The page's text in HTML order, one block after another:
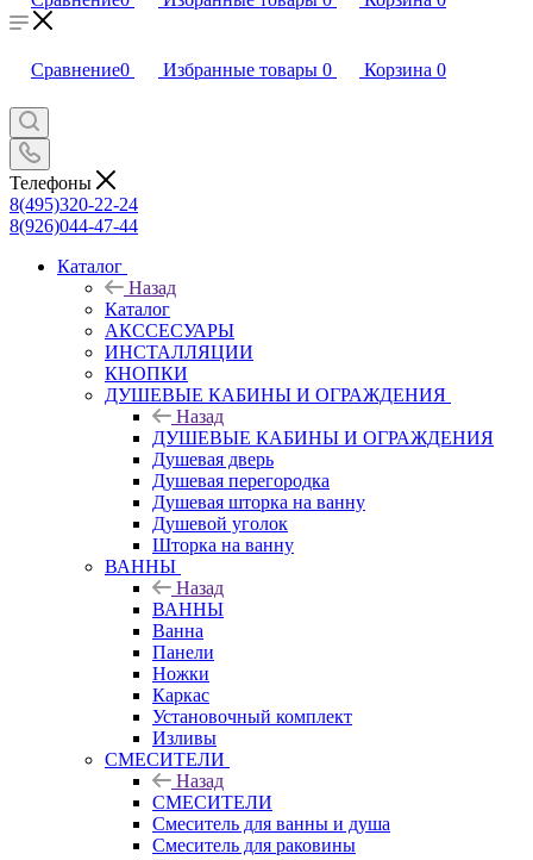
Сравнение0 Избранные товары 0 Корзина 0
Телефоны
8(495)320-22-24
8(926)044-47-44
Каталог
Назад
Каталог
АКССЕСУАРЫ
ИНСТАЛЛЯЦИИ
КНОПКИ
ДУШЕВЫЕ КАБИНЫ И ОГРАЖДЕНИЯ
Назад
ДУШЕВЫЕ КАБИНЫ И ОГРАЖДЕНИЯ
Душевая дверь
Душевая перегородка
Душевая шторка на ванну
Душевой уголок
Шторка на ванну
ВАННЫ
Назад
ВАННЫ
Ванна
Панели
Ножки
Каркас
Установочный комплект
Изливы
СМЕСИТЕЛИ
Назад
СМЕСИТЕЛИ
Смеситель для ванны и душа
Смеситель для раковины